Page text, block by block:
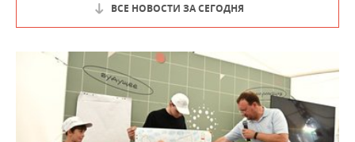
ВСЕ НОВОСТИ ЗА СЕГОДНЯ